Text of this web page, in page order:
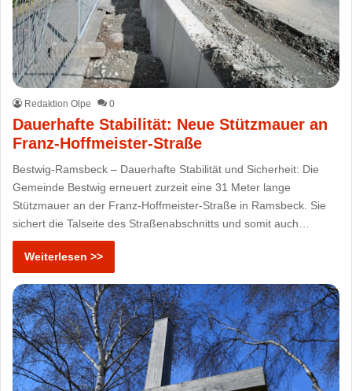
Redaktion Olpe 0
Dauerhafte Stabilität: Neue Stützmauer an
Franz-Hoffmeister-Straße
Bestwig-Ramsbeck – Dauerhafte Stabilität und Sicherheit: Die
Gemeinde Bestwig erneuert zurzeit eine 31 Meter lange
Stützmauer an der Franz-Hoffmeister-Straße in Ramsbeck. Sie
sichert die Talseite des Straßenabschnitts und somit auch…
Weiterlesen >>